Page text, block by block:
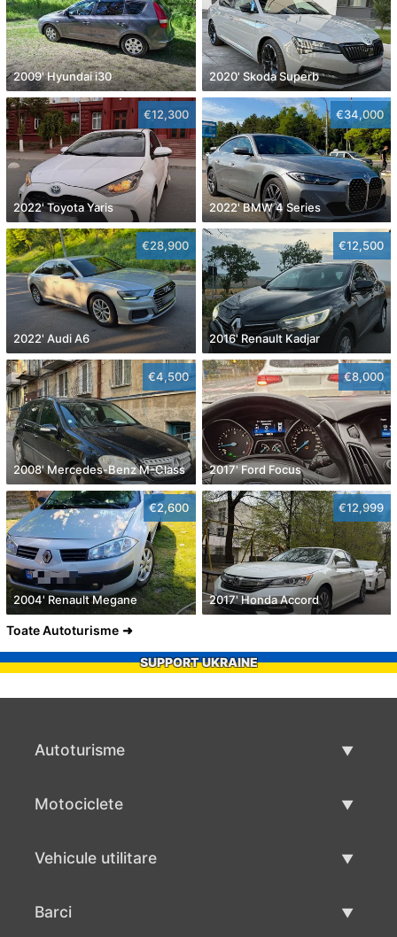
2009' Hyundai i30 2020' Skoda Superb
€12,300
2022' Toyota Yaris
€34,000
2022' BMW 4 Series
€28,900
2022' Audi A6
€12,500
2016' Renault Kadjar
€4,500
2008' Mercedes-Benz M-Class
€8,000
2017' Ford Focus
€2,600
2004' Renault Megane
€12,999
2017' Honda Accord
Toate Autoturisme
SUPPORT UKRAINE
Autoturisme
Motociclete
Vehicule utilitare
Barci